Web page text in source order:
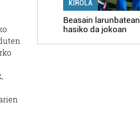
KIROLA
Beasain larunbatean
hasiko da jokoan